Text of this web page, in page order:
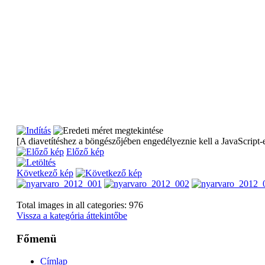
[A diavetítéshez a böngészőjében engedélyeznie kell a JavaScript-
Előző kép
Következő kép
Total images in all categories: 976
Vissza a kategória áttekintőbe
Főmenü
Címlap